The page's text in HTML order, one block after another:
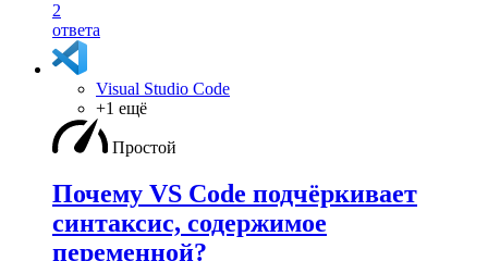
2
ответа
Visual Studio Code
+1 ещё
Простой
Почему VS Code подчёркивает
синтаксис, содержимое
переменной?